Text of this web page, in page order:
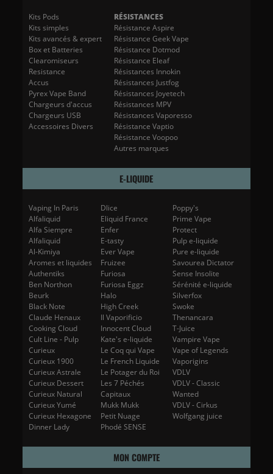
Kits Pods
Kits simples
Kits avancés & expert
Box et Batteries
Clearomiseurs
Resistance
Accus
Pyrex Vape Band
Chargeurs d'accus
Chargeurs USB
Accessoires Divers
RÉSISTANCES
Résistance Aspire
Résistance Geek Vape
Résistance Dotmod
Résistance Eleaf
Résistances Innokin
Résistances Justfog
Résistances Joyetech
Résistances MPV
Résistances Vaporesso
Résistance Vaptio
Résistance Voopoo
Autres marques
E-LIQUIDE
Vaping In Paris
Alfaliquid
Alfa Siempre
Alfaliquid
Al-Kimiya
Aromes et liquides
Authentiks
Ben Northon
Beurk
Black Note
Claude Henaux
Cooking Cloud
Cult Line - Pulp
Curieux
Curieux 1900
Curieux Astrale
Curieux Dessert
Curieux Natural
Curieux Yumé
Curieux Hexagone
Dinner Lady
Dlice
Eliquid France
Enfer
E-tasty
Ever Vape
Fruizee
Furiosa
Furiosa Eggz
Halo
High Creek
Il Vaporificio
Innocent Cloud
Kate's e-liquide
Le Coq qui Vape
Le French Liquide
Le Potager du Roi
Les 7 Péchés
Capitaux
Mukk Mukk
Petit Nuage
Phodé SENSE
Poppy's
Prime Vape
Protect
Pulp e-liquide
Pure e-liquide
Savourea Dictator
Sense Insolite
Sérénité e-liquide
Silverfox
Swoke
Thenancara
T-Juice
Vampire Vape
Vape of Legends
Vaporigins
VDLV
VDLV - Classic
Wanted
VDLV - Cirkus
Wolfgang juice
MON COMPTE